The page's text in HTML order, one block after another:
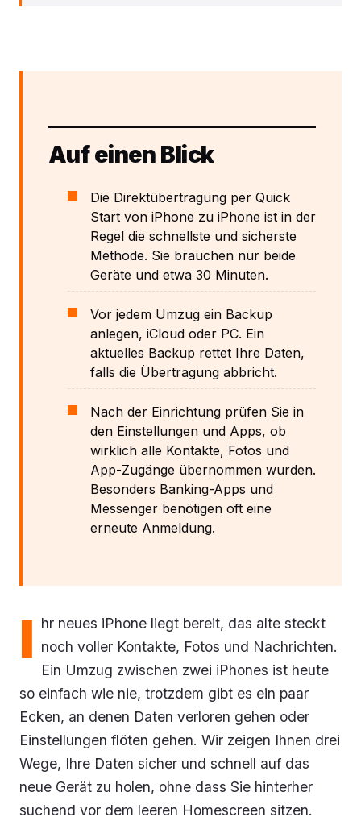
Auf einen Blick
Die Direktübertragung per Quick
Start von iPhone zu iPhone ist in der
Regel die schnellste und sicherste
Methode. Sie brauchen nur beide
Geräte und etwa 30 Minuten.
Vor jedem Umzug ein Backup
anlegen, iCloud oder PC. Ein
aktuelles Backup rettet Ihre Daten,
falls die Übertragung abbricht.
Nach der Einrichtung prüfen Sie in
den Einstellungen und Apps, ob
wirklich alle Kontakte, Fotos und
App-Zugänge übernommen wurden.
Besonders Banking-Apps und
Messenger benötigen oft eine
erneute Anmeldung.
I hr neues iPhone liegt bereit, das alte steckt
noch voller Kontakte, Fotos und Nachrichten.
Ein Umzug zwischen zwei iPhones ist heute
so einfach wie nie, trotzdem gibt es ein paar
Ecken, an denen Daten verloren gehen oder
Einstellungen flöten gehen. Wir zeigen Ihnen drei
Wege, Ihre Daten sicher und schnell auf das
neue Gerät zu holen, ohne dass Sie hinterher
suchend vor dem leeren Homescreen sitzen.